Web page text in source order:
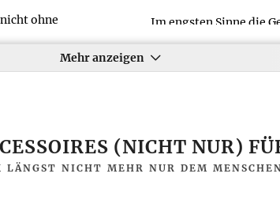
ohne
in der
oder
Im engsten Sinne die
des Menschen angebracht
Elemente, die Tiere oder
weitesten Sinne ausbilden.
auch der im Deutschen für
verwendete Begriff
Mehr anzeigen
(NICHT NUR)
LÄNGST NICHT MEHR NUR DEM